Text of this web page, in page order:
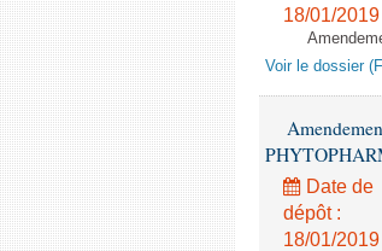
18/01/2019
Voir le dossier
Date de
dépôt :
18/01/2019